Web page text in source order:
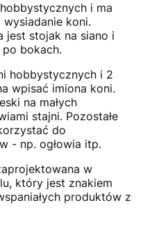
i ma
wysiadanie koni.
jest stojak na siano i
bokach.
hobbystycznych i 2
wpisać imiona koni.
na małych
stajni. Pozostałe
do
- np. ogłowia itp.
w
który jest znakiem
produktów z